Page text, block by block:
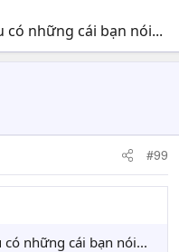
có những cái bạn nói...
#99
những cái bạn nói...